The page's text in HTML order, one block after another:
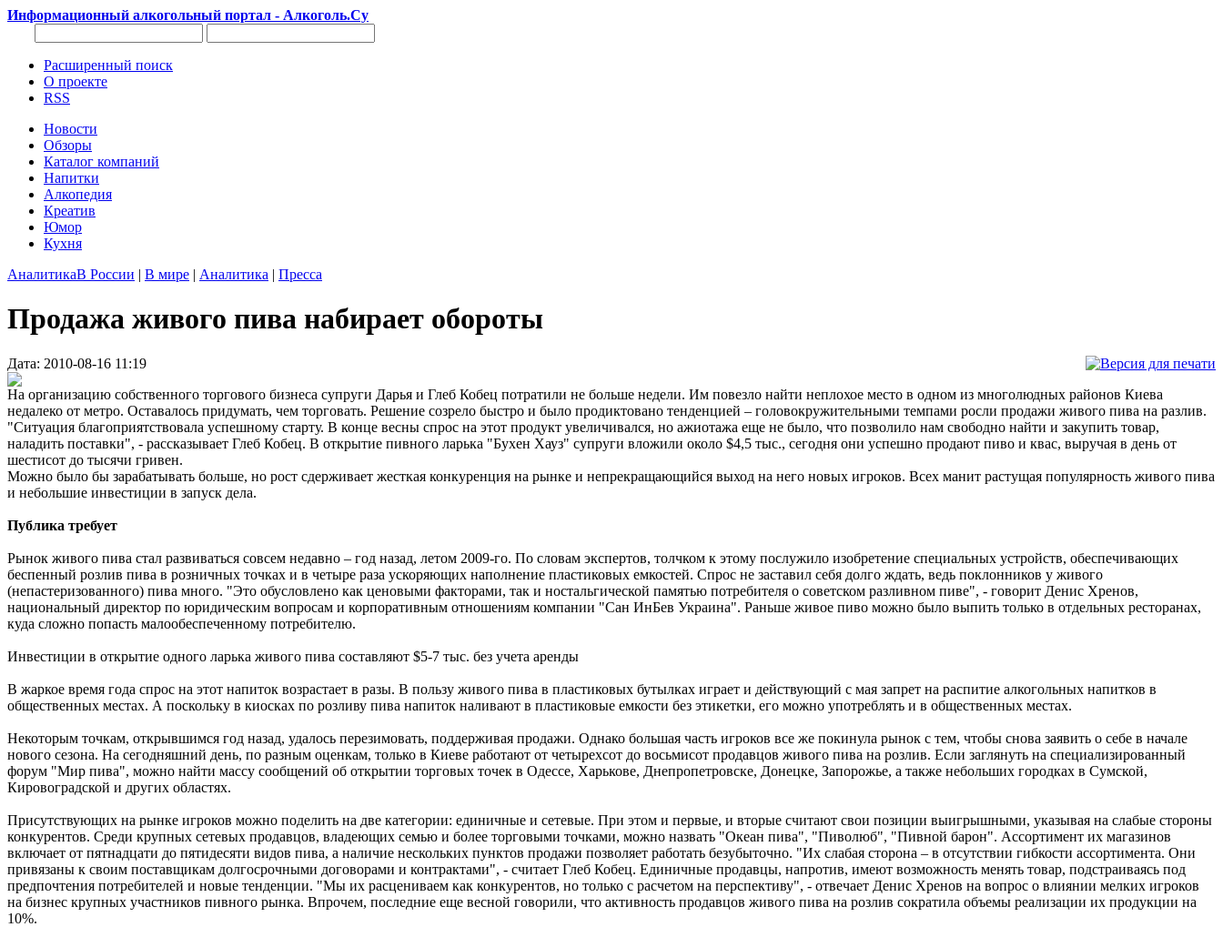
Информационный алкогольный портал - Алкоголь.Су
Расширенный поиск
О проекте
RSS
Новости
Обзоры
Каталог компаний
Напитки
Алкопедия
Креатив
Юмор
Кухня
АналитикаВ России | В мире | Аналитика | Пресса
Продажа живого пива набирает обороты
Дата: 2010-08-16 11:19
На организацию собственного торгового бизнеса супруги Дарья и Глеб Кобец потратили не больше недели. Им повезло найти неплохое место в одном из многолюдных районов Киева
недалеко от метро. Оставалось придумать, чем торговать. Решение созрело быстро и было продиктовано тенденцией – головокружительными темпами росли продажи живого пива на разлив.
"Ситуация благоприятствовала успешному старту. В конце весны спрос на этот продукт увеличивался, но ажиотажа еще не было, что позволило нам свободно найти и закупить товар,
наладить поставки", - рассказывает Глеб Кобец. В открытие пивного ларька "Бухен Хауз" супруги вложили около $4,5 тыс., сегодня они успешно продают пиво и квас, выручая в день от
шестисот до тысячи гривен.
Можно было бы зарабатывать больше, но рост сдерживает жесткая конкуренция на рынке и непрекращающийся выход на него новых игроков. Всех манит растущая популярность живого пива
и небольшие инвестиции в запуск дела.
Публика требует
Рынок живого пива стал развиваться совсем недавно – год назад, летом 2009-го. По словам экспертов, толчком к этому послужило изобретение специальных устройств, обеспечивающих
беспенный розлив пива в розничных точках и в четыре раза ускоряющих наполнение пластиковых емкостей. Спрос не заставил себя долго ждать, ведь поклонников у живого
(непастеризованного) пива много. "Это обусловлено как ценовыми факторами, так и ностальгической памятью потребителя о советском разливном пиве", - говорит Денис Хренов,
национальный директор по юридическим вопросам и корпоративным отношениям компании "Сан ИнБев Украина". Раньше живое пиво можно было выпить только в отдельных ресторанах,
куда сложно попасть малообеспеченному потребителю.
Инвестиции в открытие одного ларька живого пива составляют $5-7 тыс. без учета аренды
В жаркое время года спрос на этот напиток возрастает в разы. В пользу живого пива в пластиковых бутылках играет и действующий с мая запрет на распитие алкогольных напитков в
общественных местах. А поскольку в киосках по розливу пива напиток наливают в пластиковые емкости без этикетки, его можно употреблять и в общественных местах.
Некоторым точкам, открывшимся год назад, удалось перезимовать, поддерживая продажи. Однако большая часть игроков все же покинула рынок с тем, чтобы снова заявить о себе в начале
нового сезона. На сегодняшний день, по разным оценкам, только в Киеве работают от четырехсот до восьмисот продавцов живого пива на розлив. Если заглянуть на специализированный
форум "Мир пива", можно найти массу сообщений об открытии торговых точек в Одессе, Харькове, Днепропетровске, Донецке, Запорожье, а также небольших городках в Сумской,
Кировоградской и других областях.
Присутствующих на рынке игроков можно поделить на две категории: единичные и сетевые. При этом и первые, и вторые считают свои позиции выигрышными, указывая на слабые стороны
конкурентов. Среди крупных сетевых продавцов, владеющих семью и более торговыми точками, можно назвать "Океан пива", "Пиволюб", "Пивной барон". Ассортимент их магазинов
включает от пятнадцати до пятидесяти видов пива, а наличие нескольких пунктов продажи позволяет работать безубыточно. "Их слабая сторона – в отсутствии гибкости ассортимента. Они
привязаны к своим поставщикам долгосрочными договорами и контрактами", - считает Глеб Кобец. Единичные продавцы, напротив, имеют возможность менять товар, подстраиваясь под
предпочтения потребителей и новые тенденции. "Мы их расцениваем как конкурентов, но только с расчетом на перспективу", - отвечает Денис Хренов на вопрос о влиянии мелких игроков
на бизнес крупных участников пивного рынка. Впрочем, последние еще весной говорили, что активность продавцов живого пива на розлив сократила объемы реализации их продукции на
10%.